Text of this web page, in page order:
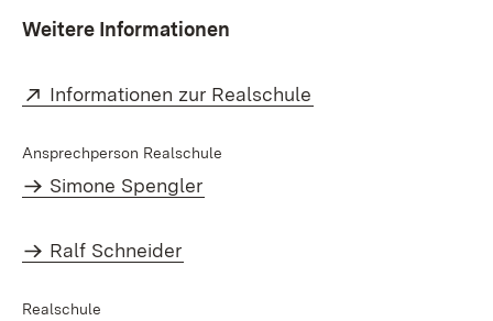
Weitere Informationen
Extern:
Informationen zur Realschule
Ansprechperson Realschule
Simone Spengler
Ralf Schneider
Realschule